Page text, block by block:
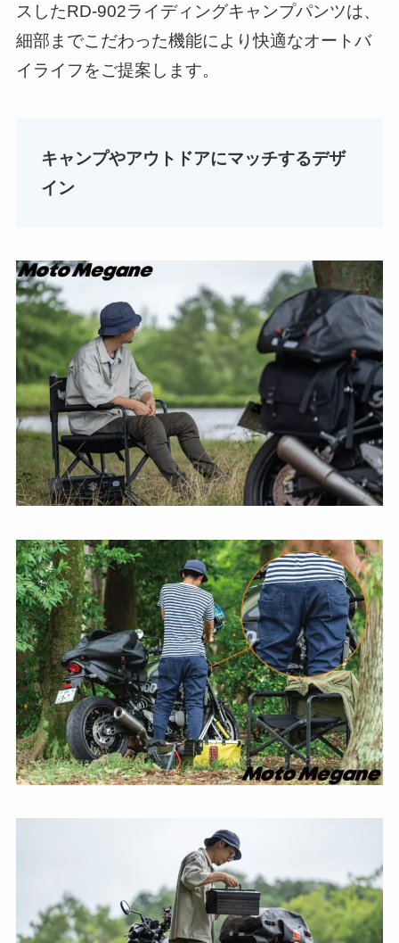
スしたRD-902ライディングキャンプパンツは、
細部までこだわった機能により快適なオートバ
イライフをご提案します。
キャンプやアウトドアにマッチするデザ
イン